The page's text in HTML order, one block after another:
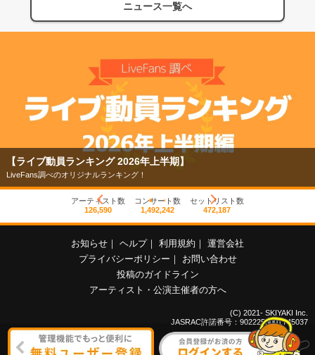
ニュース一覧へ
【ライブ動員ランキング 2026年上半期】
LiveFans調べのオリジナルランキング！
アーティスト数
126,590
コンサート数
1,492,242
セットリスト数
472,187
お知らせ ｜ ヘルプ｜ 利用規約 ｜ 運営会社
プライバシーポリシー ｜
お問い合わせ
投稿のガイドライン
アーティスト・公演主催者の方へ
(C) 2021- SKIYAKI Inc.
JASRAC許諾番号：9022255001Y45037